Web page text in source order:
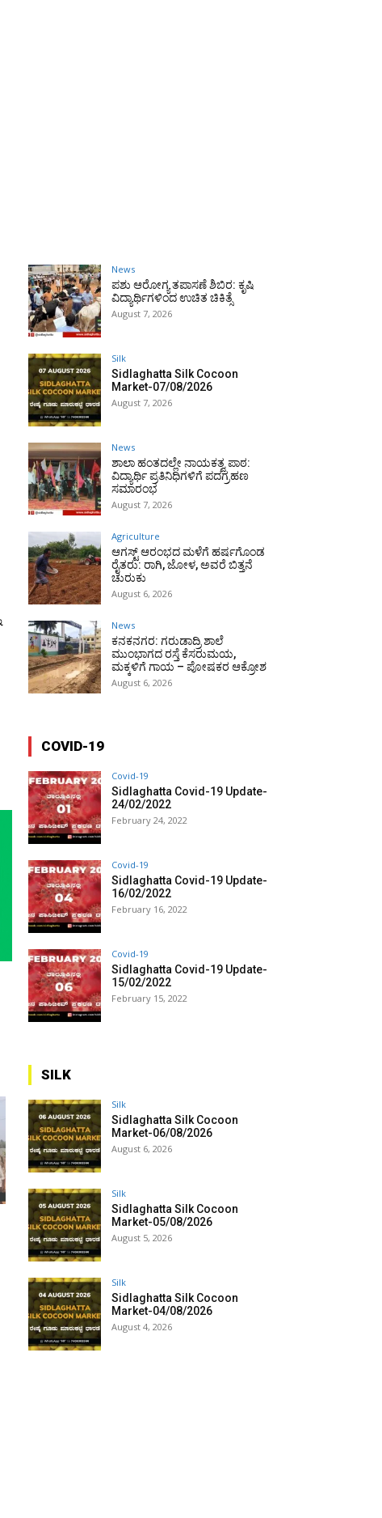
News
ಪಶು ಆರೋಗ್ಯ ತಪಾಸಣೆ ಶಿಬಿರ: ಕೃಷಿ
ವಿದ್ಯಾರ್ಥಿಗಳಿಂದ ಉಚಿತ ಚಿಕಿತ್ಸೆ
August 7, 2026
Silk
Sidlaghatta Silk Cocoon
Market-07/08/2026
August 7, 2026
News
ಶಾಲಾ ಹಂತದಲ್ಲೇ ನಾಯಕತ್ವ ಪಾಠ:
ವಿದ್ಯಾರ್ಥಿ ಪ್ರತಿನಿಧಿಗಳಿಗೆ ಪದಗ್ರಹಣ
ಸಮಾರಂಭ
August 7, 2026
Agriculture
ಆಗಸ್ಟ್ ಆರಂಭದ ಮಳೆಗೆ ಹರ್ಷಗೊಂಡ
ರೈತರು: ರಾಗಿ, ಜೋಳ, ಅವರೆ ಬಿತ್ತನೆ
ಚುರುಕು
August 6, 2026
News
ಕನಕನಗರ: ಗರುಡಾದ್ರಿ ಶಾಲೆ
ಮುಂಭಾಗದ ರಸ್ತೆ ಕೆಸರುಮಯ,
ಮಕ್ಕಳಿಗೆ ಗಾಯ – ಪೋಷಕರ ಆಕ್ರೋಶ
August 6, 2026
COVID-19
Covid-19
Sidlaghatta Covid-19 Update-
24/02/2022
February 24, 2022
Covid-19
Sidlaghatta Covid-19 Update-
16/02/2022
February 16, 2022
Covid-19
Sidlaghatta Covid-19 Update-
15/02/2022
February 15, 2022
SILK
Silk
Sidlaghatta Silk Cocoon
Market-06/08/2026
August 6, 2026
Silk
Sidlaghatta Silk Cocoon
Market-05/08/2026
August 5, 2026
Silk
Sidlaghatta Silk Cocoon
Market-04/08/2026
August 4, 2026